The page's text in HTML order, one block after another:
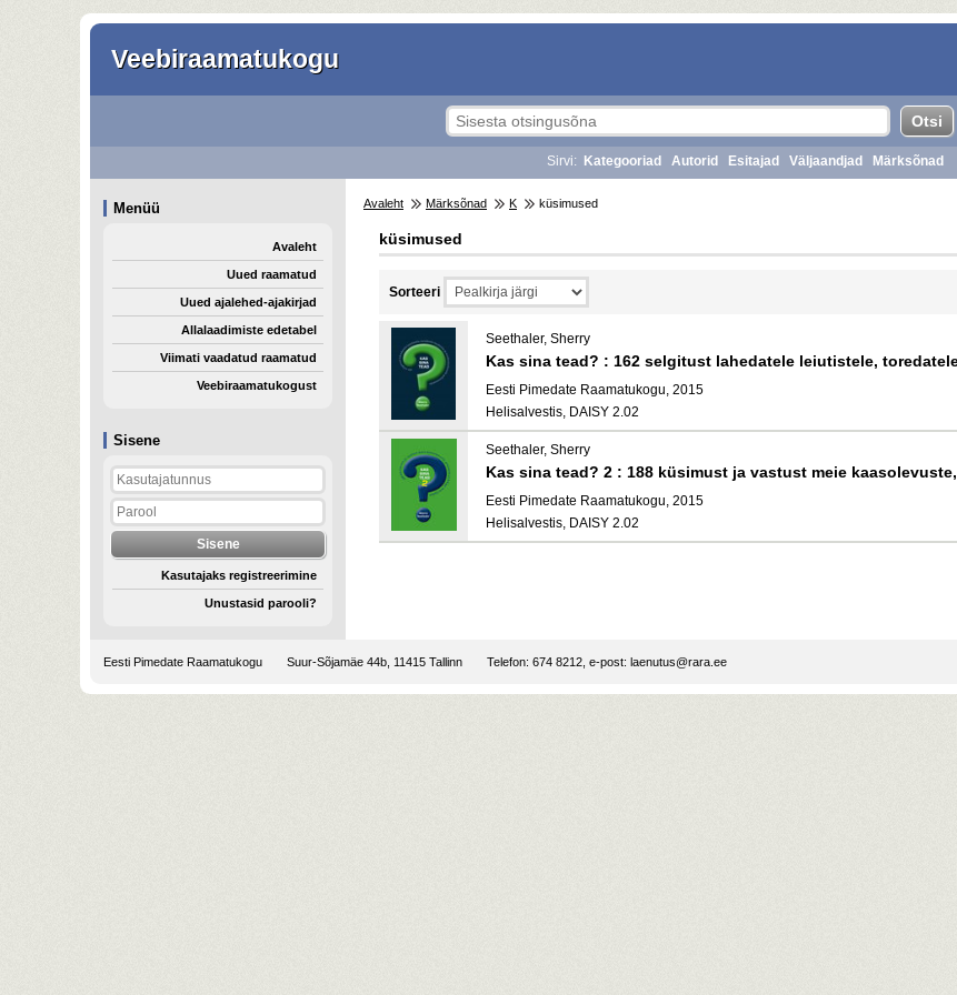
Veebiraamatukogu
Sisene
Kasutajaks registreerimine
Unustasid parooli?
Sirvi: Kategooriad Autorid Esitajad Väljaandjad Märksõnad
Menüü
Avaleht
Uued raamatud
Uued ajalehed-ajakirjad
Allalaadimiste edetabel
Viimati vaadatud raamatud
Veebiraamatukogust
Avaleht Märksõnad K küsimused
küsimused
Sorteeri
Seethaler, Sherry
Kas sina tead? : 162 selgitust lahedatele leiutistele,
Eesti Pimedate Raamatukogu, 2015
Helisalvestis, DAISY 2.02
Seethaler, Sherry
Kas sina tead? 2 : 188 küsimust ja vastust meie
Eesti Pimedate Raamatukogu, 2015
Helisalvestis, DAISY 2.02
Eesti Pimedate Raamatukogu Suur-Sõjamäe 44b, 11415 Tallinn Telefon: 674 8212, e-post: laenutus@rara.ee